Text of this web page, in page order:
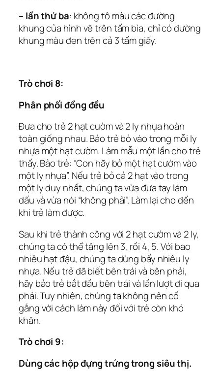
– lần thứ ba: không tô màu các đường
khung của hình vẽ trên tấm bìa, chỉ có đường
khung màu đen trên cả 3 tấm giấy.
Trò chơi 8:
Phân phối đồng đều
Đưa cho trẻ 2 hạt cườm và 2 ly nhựa hoàn
toàn giống nhau. Bảo trẻ bỏ vào trong mỗi ly
nhựa một hạt cườm. Làm mẫu một lần cho trẻ
thấy. Bảo trẻ: “Con hãy bỏ một hạt cườm vào
một ly nhựa”. Nếu trẻ bỏ cả 2 hạt vào trong
một ly duy nhất, chúng ta vừa đưa tay làm
dấu và vừa nói “không phải”. Làm lại cho đến
khi trẻ làm được.
Sau khi trẻ thành công với 2 hạt cườm và 2 ly,
chúng ta có thể tăng lên 3, rồi 4, 5. Với bao
nhiêu hạt đậu, chúng ta dùng bấy nhiêu ly
nhựa. Nếu trẻ đã biết bên trái và bên phải,
hãy bảo trẻ bắt đầu bên trái và lần lượt đi qua
phải. Tuy nhiên, chúng ta không nên cố
gắng với cách làm này đối với trẻ còn khó
khăn.
Trò chơi 9:
Dùng các hộp đựng trứng trong siêu thị.